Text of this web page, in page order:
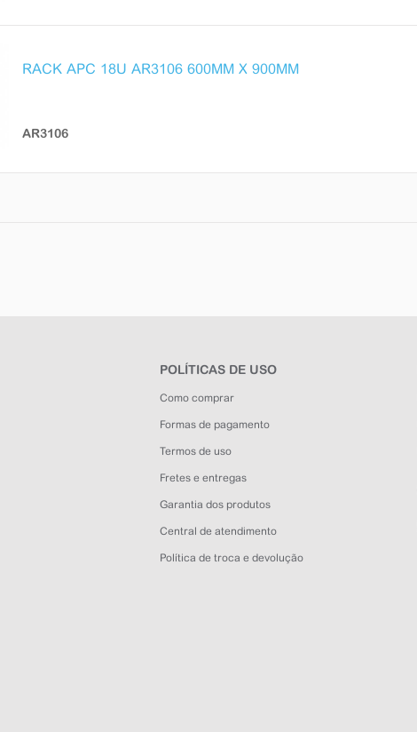
RACK APC 18U AR3106 600MM X 900MM
AR3106
POLÍTICAS DE USO
Como comprar
Formas de pagamento
Termos de uso
Fretes e entregas
Garantia dos produtos
Central de atendimento
Política de troca e devolução